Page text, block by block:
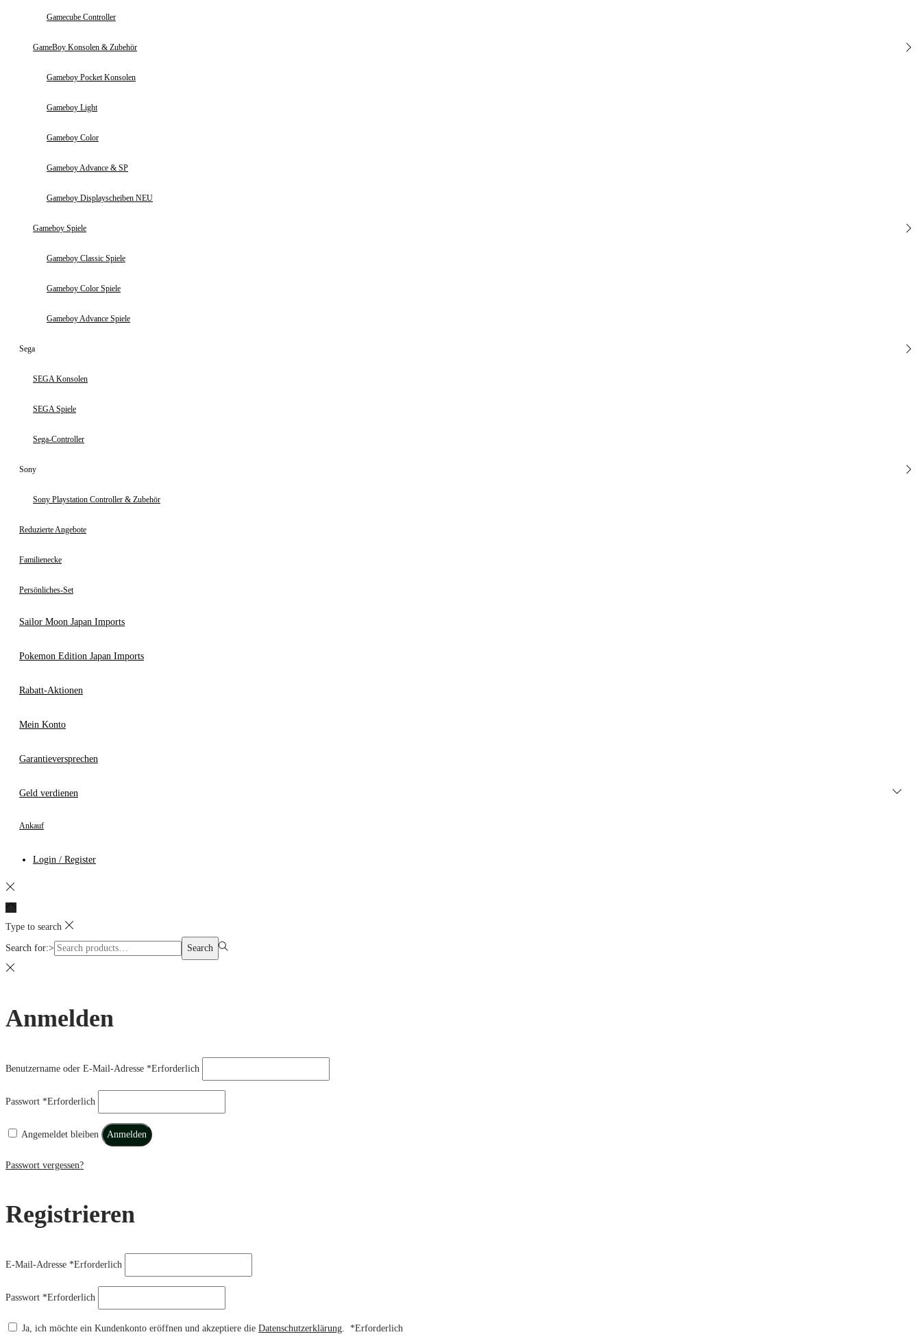
Gamecube Controller
GameBoy Konsolen & Zubehör
Gameboy Pocket Konsolen
Gameboy Light
Gameboy Color
Gameboy Advance & SP
Gameboy Displayscheiben NEU
Gameboy Spiele
Gameboy Classic Spiele
Gameboy Color Spiele
Gameboy Advance Spiele
Sega
SEGA Konsolen
SEGA Spiele
Sega-Controller
Sony
Sony Playstation Controller & Zubehör
Reduzierte Angebote
Familienecke
Persönliches-Set
Sailor Moon Japan Imports
Pokemon Edition Japan Imports
Rabatt-Aktionen
Mein Konto
Garantieversprechen
Geld verdienen
Ankauf
Login / Register
Type to search
Search for:> Search
Anmelden
Benutzername oder E-Mail-Adresse *Erforderlich
Passwort *Erforderlich
Angemeldet bleiben Anmelden
Passwort vergessen?
Registrieren
E-Mail-Adresse *Erforderlich
Passwort *Erforderlich
Ja, ich möchte ein Kundenkonto eröffnen und akzeptiere die Datenschutzerklärung *Erforderlich